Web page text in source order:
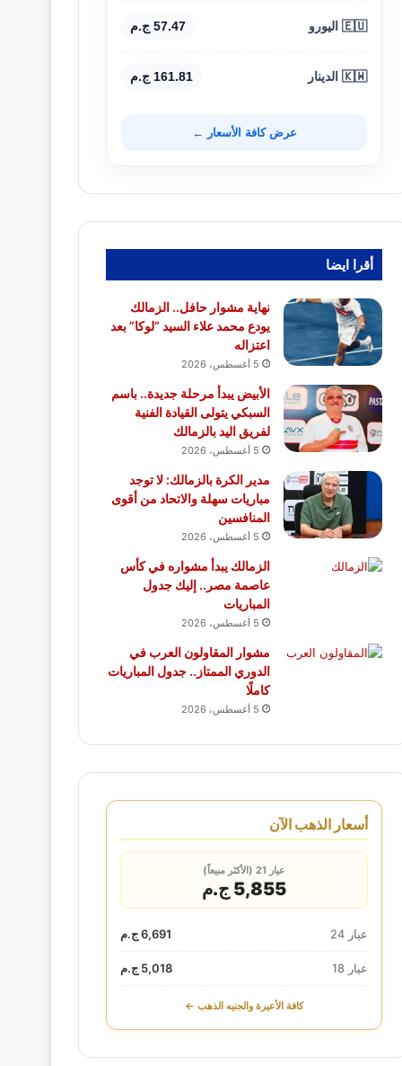
🇪🇺 اليورو 57.47 ج.م
🇰🇼 الدينار 161.81 ج.م
عرض كافة الأسعار ←
أقرا ايضا
نهاية مشوار حافل.. الزمالك
يودع محمد علاء السيد “لوكا” بعد
اعتزاله
5 أغسطس، 2026
الأبيض يبدأ مرحلة جديدة.. باسم
السبكي يتولى القيادة الفنية
لفريق اليد بالزمالك
5 أغسطس، 2026
مدير الكرة بالزمالك: لا توجد
مباريات سهلة والاتحاد من أقوى
المنافسين
5 أغسطس، 2026
الزمالك يبدأ مشواره في كأس
عاصمة مصر.. إليك جدول
المباريات
5 أغسطس، 2026
مشوار المقاولون العرب في
الدوري الممتاز.. جدول المباريات
كاملًا
5 أغسطس، 2026
أسعار الذهب الآن
عيار 21 (الأكثر مبيعاً)
5,855 ج.م
عيار 24 6,691 ج.م
عيار 18 5,018 ج.م
كافة الأعيرة والجنيه الذهب ←